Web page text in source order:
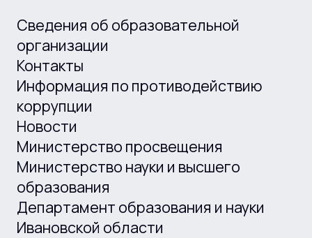
Сведения об образовательной
организации
Контакты
Информация по противодействию
коррупции
Новости
Министерство просвещения
Министерство науки и высшего
образования
Департамент образования и науки
Ивановской области